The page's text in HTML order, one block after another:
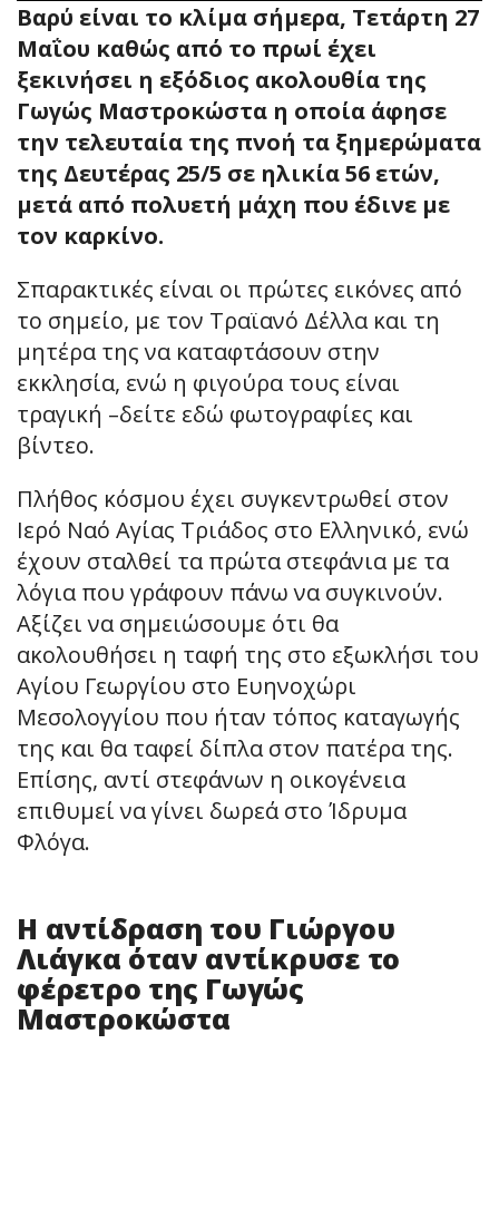
Βαρύ είναι το κλίμα σήμερα, Τετάρτη 27
Μαΐου καθώς από το πρωί έχει
ξεκινήσει η εξόδιος ακολουθία της
Γωγώς Μαστροκώστα η οποία άφησε
την τελευταία της πνοή τα ξημερώματα
της Δευτέρας 25/5 σε ηλικία 56 ετών,
μετά από πολυετή μάχη που έδινε με
τον καρκίνο.
Σπαρακτικές είναι οι πρώτες εικόνες από
το σημείο, με τον Τραϊανό Δέλλα και τη
μητέρα της να καταφτάσουν στην
εκκλησία, ενώ η φιγούρα τους είναι
τραγική –δείτε εδώ φωτογραφίες και
βίντεο.
Πλήθος κόσμου έχει συγκεντρωθεί στον
Ιερό Ναό Αγίας Τριάδος στο Ελληνικό, ενώ
έχουν σταλθεί τα πρώτα στεφάνια με τα
λόγια που γράφουν πάνω να συγκινούν.
Αξίζει να σημειώσουμε ότι θα
ακολουθήσει η ταφή της στο εξωκλήσι του
Αγίου Γεωργίου στο Ευηνοχώρι
Μεσολογγίου που ήταν τόπος καταγωγής
της και θα ταφεί δίπλα στον πατέρα της.
Επίσης, αντί στεφάνων η οικογένεια
επιθυμεί να γίνει δωρεά στο Ίδρυμα
Φλόγα.
Η αντίδραση του Γιώργου
Λιάγκα όταν αντίκρυσε το
φέρετρο της Γωγώς
Μαστροκώστα